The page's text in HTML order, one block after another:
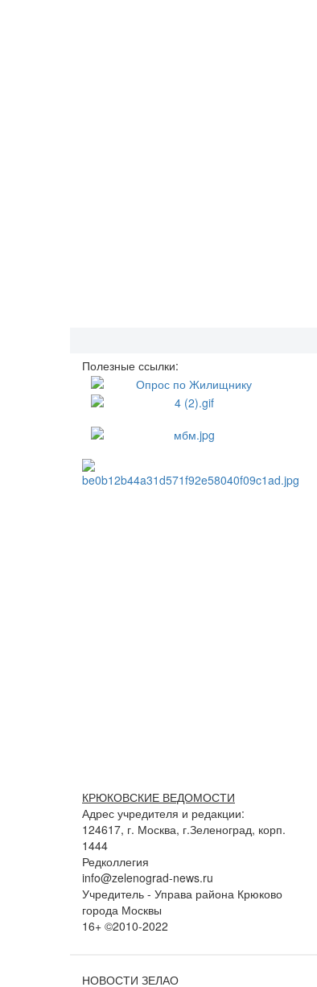
Полезные ссылки:
КРЮКОВСКИЕ ВЕДОМОСТИ
Адрес учредителя и редакции:
124617, г. Москва, г.Зеленоград, корп.
1444
Редколлегия
info@zelenograd-news.ru
Учредитель - Управа района Крюково
города Москвы
16+ ©2010-2022
НОВОСТИ ЗЕЛАО